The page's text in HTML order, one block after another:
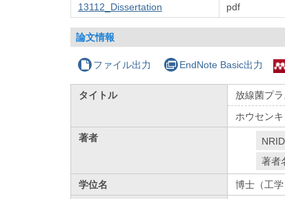
13112_Dissertation
pdf
論文情報
ファイル出力 EndNote Basic出力
タイトル
放線菌プ
ホウセン
著者
NRID
著者
学位名
博士（工学